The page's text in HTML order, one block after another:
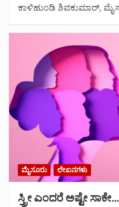
ಕಾಳಿಹುಂಡಿ ಶಿವಕುಮಾರ್,
ಮೈಸೂರು ಲೇಖನಗಳು
ಸ್ತ್ರೀ ಎಂದರೆ ಅಷ್ಟೇ